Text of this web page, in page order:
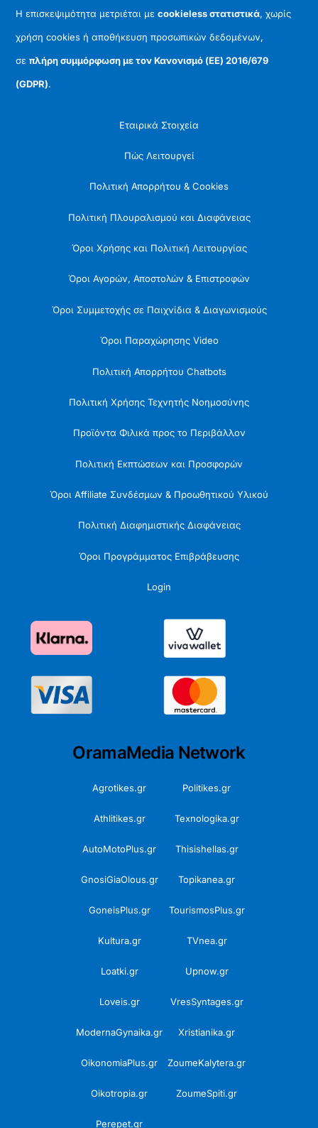
Η επισκεψιμότητα μετριέται μεcookieless στατιστικά, χωρίς
χρήση cookies ή αποθήκευση προσωπικών δεδομένων,
σεπλήρη συμμόρφωση με τον Κανονισμό (ΕΕ) 2016/679
(GDPR).
Εταιρικά Στοιχεία
Πώς Λειτουργεί
Πολιτική Απορρήτου & Cookies
Πολιτική Πλουραλισμού και Διαφάνειας
Όροι Χρήσης και Πολιτική Λειτουργίας
Όροι Αγορών, Αποστολών & Επιστροφών
Όροι Συμμετοχής σε Παιχνίδια & Διαγωνισμούς
Όροι Παραχώρησης Video
Πολιτική Απορρήτου Chatbots
Πολιτική Χρήσης Τεχνητής Νοημοσύνης
Προϊόντα Φιλικά προς το Περιβάλλον
Πολιτική Εκπτώσεων και Προσφορών
Όροι Affiliate Συνδέσμων & Προωθητικού Υλικού
Πολιτική Διαφημιστικής Διαφάνειας
Όροι Προγράμματος Επιβράβευσης
Login
OramaMedia Network
Agrotikes.gr Politikes.gr
Athlitikes.gr Texnologika.gr
AutoMotoPlus.gr Thisishellas.gr
GnosiGiaOlous.gr Topikanea.gr
GoneisPlus.gr TourismosPlus.gr
Kultura.gr TVnea.gr
Loatki.gr Upnow.gr
Loveis.gr VresSyntages.gr
ModernaGynaika.gr Xristianika.gr
OikonomiaPlus.gr ZoumeKalytera.gr
Oikotropia.gr ZoumeSpiti.gr
Perepet.gr